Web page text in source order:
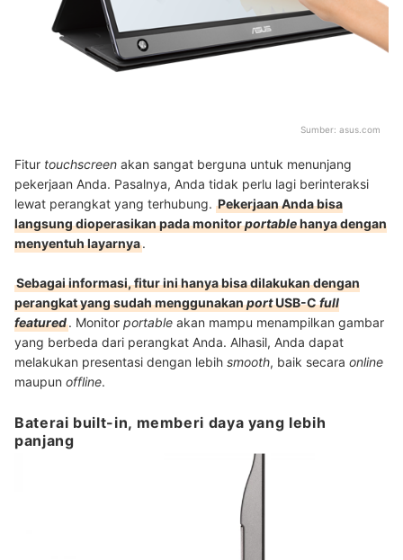
Sumber: asus.com
Fitur touchscreen akan sangat berguna untuk menunjang
pekerjaan Anda. Pasalnya, Anda tidak perlu lagi berinteraksi
lewat perangkat yang terhubung. Pekerjaan Anda bisa
langsung dioperasikan pada monitorportablehanya dengan
menyentuh layarnya.
Sebagai informasi, fitur ini hanya bisa dilakukan dengan
perangkat yang sudah menggunakanportUSB-Cfull
featured. Monitor portable akan mampu menampilkan gambar
yang berbeda dari perangkat Anda. Alhasil, Anda dapat
melakukan presentasi dengan lebih smooth, baik secara online
maupun offline.
Baterai built-in, memberi daya yang lebih
panjang